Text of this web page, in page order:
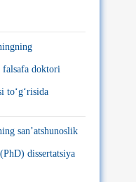
falsafa doktori
to‘g‘risida
san’atshunoslik
dissertatsiya